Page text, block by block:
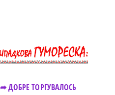
➦ ДОБРЕ ТОРГУВАЛОСЬ